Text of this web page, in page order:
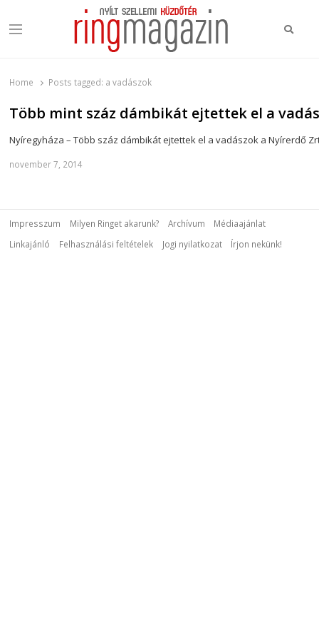
Menu
Home Posts tagged: a vadászok
Több mint száz dámbikát ejtettek el a
Nyíregyháza – Több száz dámbikát ejtettek el a vadászok a Nyírerdő
november 7, 2014
Impresszum Milyen Ringet akarunk? Archívum
Médiaajánlat
Linkajánló
Felhasználási feltételek Jogi nyilatkozat Írjon nekünk!